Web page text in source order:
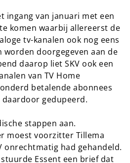
ingang van januari met een
komen waarbij allereerst de
tv-kanalen ook nog eens
doorgegeven aan de
daarop liet SKV ook een
van TV Home
betalende abonnees
daardoor gedupeerd.
stappen aan.
moest voorzitter Tillema
onrechtmatig had gehandeld.
stuurde Essent een brief dat